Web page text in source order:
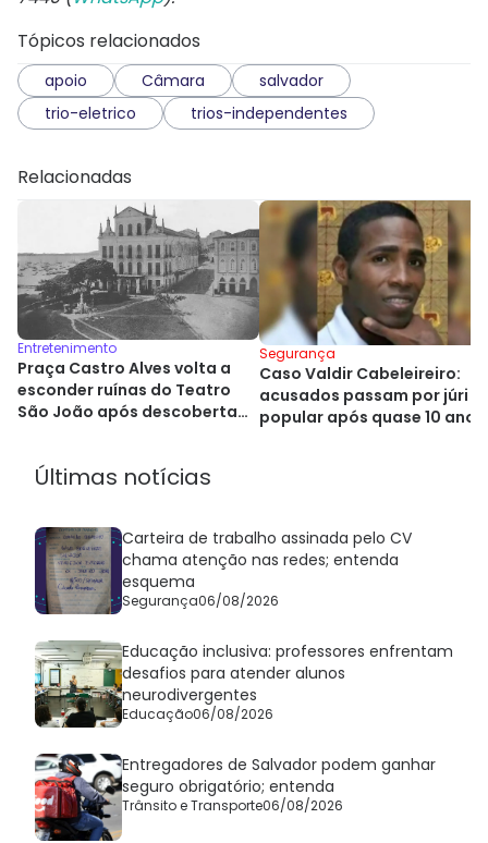
Tópicos relacionados
apoio Câmara
salvador
trio-eletrico
trios-independentes
Relacionadas
Entretenimento
Praça Castro Alves volta a
esconder ruínas do Teatro
São João após descoberta
Segurança
Caso Valdir Cabeleireiro:
acusados passam por júri
popular após quase 10 anos
Últimas notícias
Carteira de trabalho assinada pelo CV
chama atenção nas redes; entenda
esquema
Segurança06/08/2026
Educação inclusiva: professores enfrentam
desafios para atender alunos
neurodivergentes
Educação06/08/2026
Entregadores de Salvador podem ganhar
seguro obrigatório; entenda
Trânsito e Transporte06/08/2026